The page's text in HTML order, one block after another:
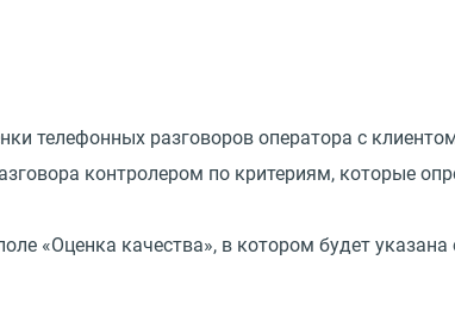
телефонных разговоров оператора с
контролером по критериям, которые
«Оценка качества», в котором будет